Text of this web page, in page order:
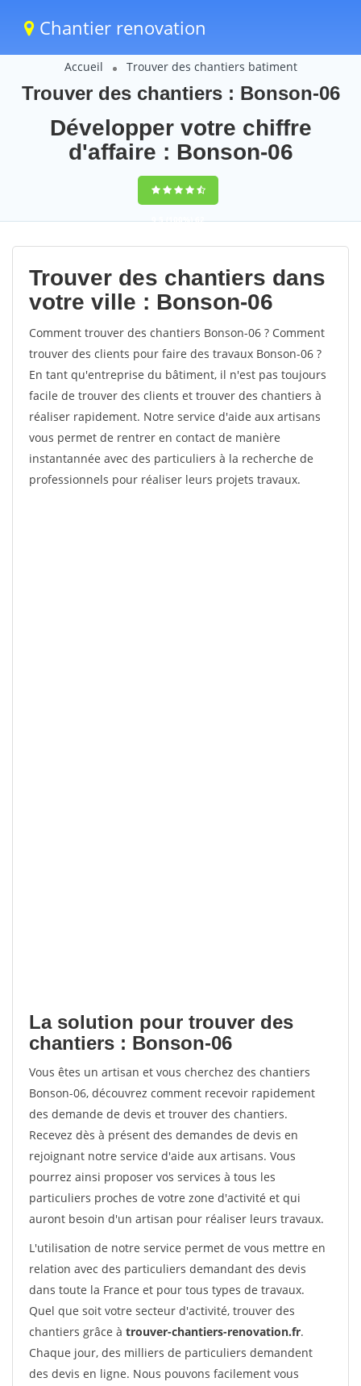
Chantier renovation
Accueil Trouver des chantiers batiment
Trouver des chantiers : Bonson-06
Développer votre chiffre
d'affaire : Bonson-06
9,5(100%)62
votes
Trouver des chantiers dans
votre ville : Bonson-06
Comment trouver des chantiers Bonson-06 ? Comment
trouver des clients pour faire des travaux Bonson-06 ?
En tant qu'entreprise du bâtiment, il n'est pas toujours
facile de trouver des clients et trouver des chantiers à
réaliser rapidement. Notre service d'aide aux artisans
vous permet de rentrer en contact de manière
instantannée avec des particuliers à la recherche de
professionnels pour réaliser leurs projets travaux.
La solution pour trouver des
chantiers : Bonson-06
Vous êtes un artisan et vous cherchez des chantiers
Bonson-06, découvrez comment recevoir rapidement
des demande de devis et trouver des chantiers.
Recevez dès à présent des demandes de devis en
rejoignant notre service d'aide aux artisans. Vous
pourrez ainsi proposer vos services à tous les
particuliers proches de votre zone d'activité et qui
auront besoin d'un artisan pour réaliser leurs travaux.
L'utilisation de notre service permet de vous mettre en
relation avec des particuliers demandant des devis
dans toute la France et pour tous types de travaux.
Quel que soit votre secteur d'activité, trouver des
chantiers grâce à trouver-chantiers-renovation.fr.
Chaque jour, des milliers de particuliers demandent
des devis en ligne. Nous pouvons facilement vous